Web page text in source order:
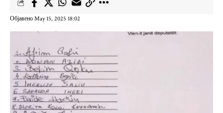
Објавено May 15, 2025 18:02